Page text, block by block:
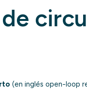
(en inglés open-loop